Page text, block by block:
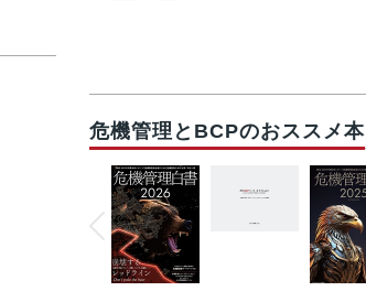
危機管理とBCPのおススメ本